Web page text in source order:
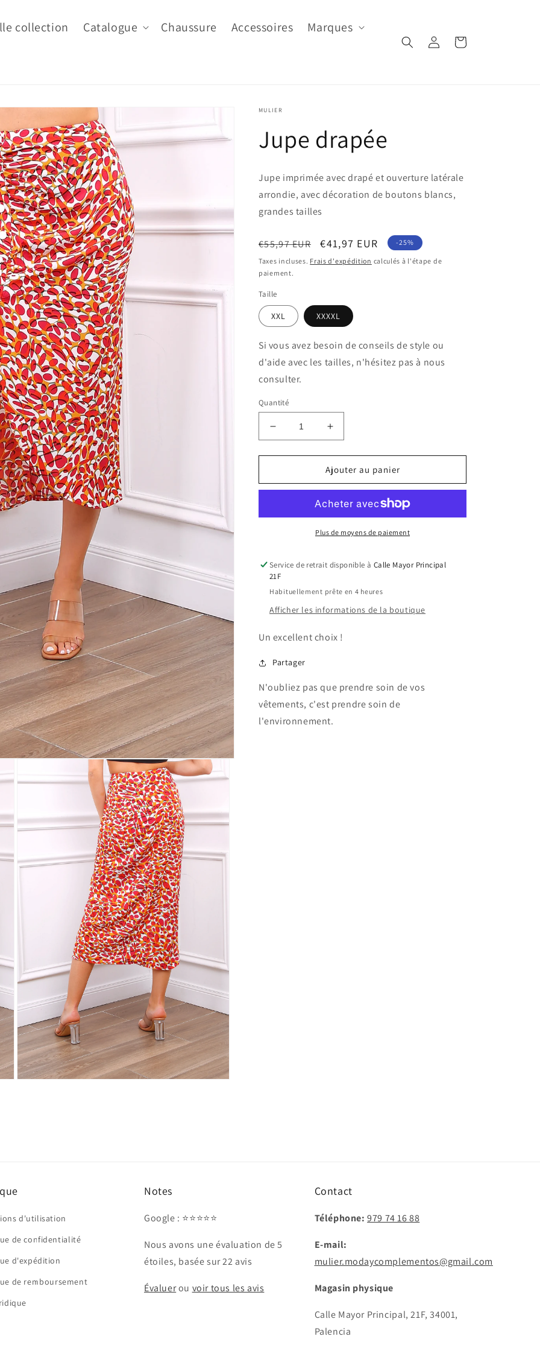
collection Catalogue Chaussure Accessoires
Marques
Connexion Panier
MULIER
Jupe drapée
Jupe imprimée avec drapé et ouverture latérale
arrondie, avec décoration de boutons blancs,
grandes tailles
Prix
habituel
€55,97 EUR
Prix
soldé
€41,97 EUR -25%
Taxes incluses. Frais d'expédition calculés à l'étape de
paiement.
Taille
XXL XXXXL
Si vous avez besoin de conseils de style ou
d'aide avec les tailles, n'hésitez pas à nous
consulter.
Quantité
Réduire
la
quantité
Jupe
Augmenter
la
quantité
de
Jupe
Ajouter au panier
Plus de moyens de paiement
Service de retrait disponible à Calle Mayor Principal
21F
Habituellement prête en 4 heures
Afficher les informations de la boutique
Un excellent choix !
Partager
N'oubliez pas que prendre soin de vos
vêtements, c'est prendre soin de
l'environnement.
d'utilisation
de confidentialité
d'expédition
de remboursement
Notes
Google : ⭐⭐⭐⭐⭐
Nous avons une évaluation de 5
étoiles, basée sur 22 avis
Évaluerou voir tous les avis
Contact
Téléphone:979 74 16 88
E-mail:
mulier.modaycomplementos@gmail.com
Magasin physique
Calle Mayor Principal, 21F, 34001,
Palencia